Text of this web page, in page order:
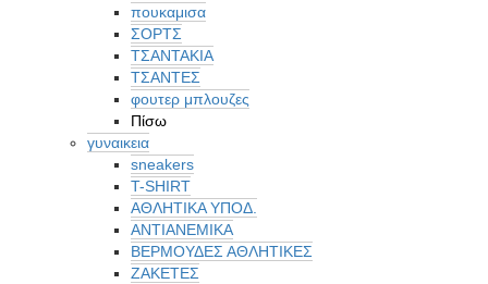
πουκαμισα
ΣΟΡΤΣ
ΤΣΑΝΤΑΚΙΑ
ΤΣΑΝΤΕΣ
φουτερ μπλουζες
Πίσω
γυναικεια
sneakers
T-SHIRT
ΑΘΛΗΤΙΚΑ ΥΠΟΔ.
ΑΝΤΙΑΝΕΜΙΚΑ
ΒΕΡΜΟΥΔΕΣ ΑΘΛΗΤΙΚΕΣ
ΖΑΚΕΤΕΣ